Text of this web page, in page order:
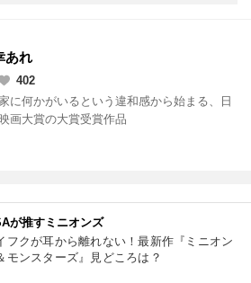
あれ
402
に何かがいるという違和感から始まる、日
画大賞の大賞受賞作品
が推すミニオンズ
フクが耳から離れない！最新作『ミニオン
モンスターズ』見どころは？